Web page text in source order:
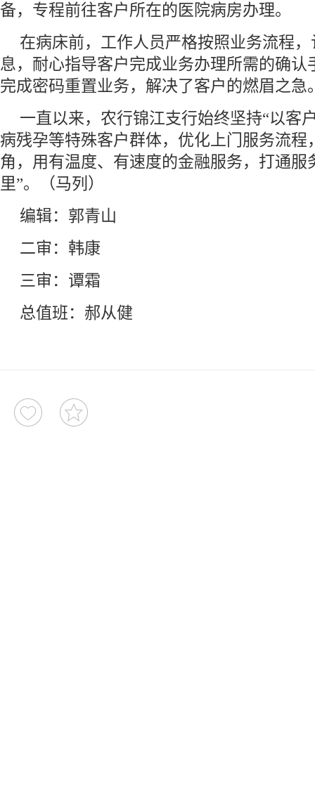
备，专程前往客户所在的医院病房办理。
在病床前，工作人员严格按照业务流程
息，耐心指导客户完成业务办理所需的确认
完成密码重置业务，解决了客户的燃眉之急
一直以来，农行锦江支行始终坚持“以客
病残孕等特殊客户群体，优化上门服务流程
角，用有温度、有速度的金融服务，打通服
里”。（马列）
编辑：郭青山
二审：韩康
三审：谭霜
总值班：郝从健